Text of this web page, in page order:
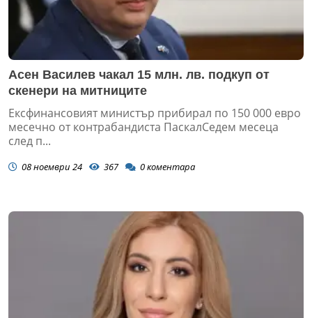
Асен Василев чакал 15 млн. лв. подкуп от
скенери на митниците
Ексфинансовият министър прибирал по 150 000 евро
месечно от контрабандиста ПаскалСедем месеца
след п...
08 ноември 24 367 0коментара